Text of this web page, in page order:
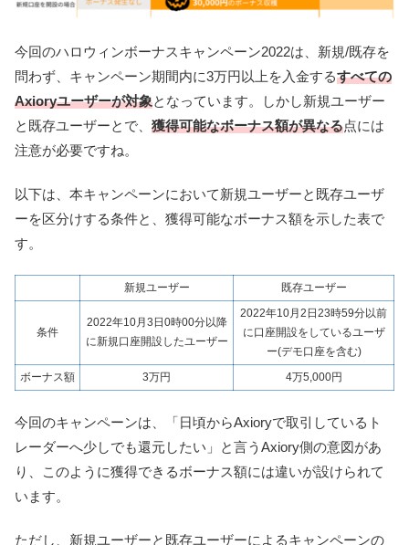
今回のハロウィンボーナスキャンペーン2022は、新規/既存を
問わず、キャンペーン期間内に3万円以上を入金するすべての
Axioryユーザーが対象となっています。しかし新規ユーザー
と既存ユーザーとで、 獲得可能なボーナス額が異なる点には
注意が必要ですね。
以下は、本キャンペーンにおいて新規ユーザーと既存ユーザ
ーを区分けする条件と、獲得可能なボーナス額を示した表で
す。
新規ユーザー 既存ユーザー
条件
2022年10月3日0時00分以降
に新規口座開設したユーザー
2022年10月2日23時59分以前
に口座開設をしているユーザ
ー(デモ口座を含む)
ボーナス額
3万円 4万5,000円
今回のキャンペーンは、「日頃からAxioryで取引しているト
レーダーへ少しでも還元したい」と言うAxiory側の意図があ
り、このように獲得できるボーナス額には違いが設けられて
います。
ただし、新規ユーザーと既存ユーザーによるキャンペーンの